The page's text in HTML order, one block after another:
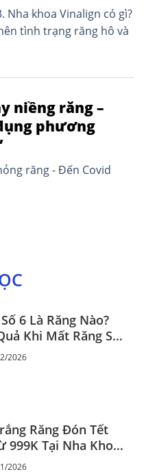
Nha khoa Vinalign có gì?
tình trạng răng hô và
niềng răng –
phương
răng - Đến Covid
6 Là Răng Nào?
Khi Mất Răng Số
2026
Răng Đón Tết
999K Tại Nha Khoa
2026